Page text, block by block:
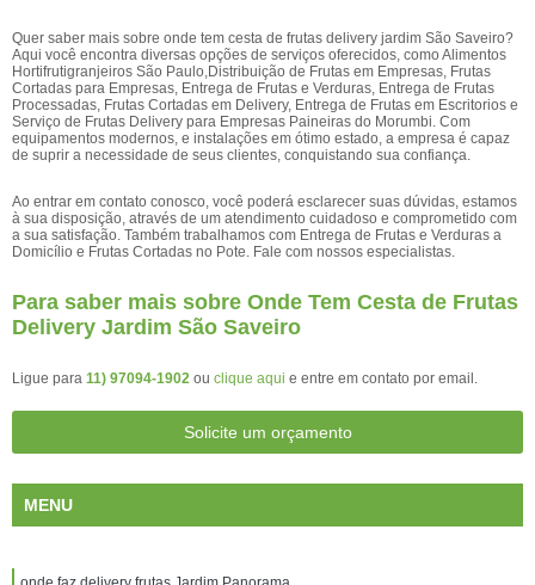
Quer saber mais sobre onde tem cesta de frutas delivery jardim São Saveiro?
Aqui você encontra diversas opções de serviços oferecidos, como Alimentos
Hortifrutigranjeiros São Paulo,Distribuição de Frutas em Empresas, Frutas
Cortadas para Empresas, Entrega de Frutas e Verduras, Entrega de Frutas
Processadas, Frutas Cortadas em Delivery, Entrega de Frutas em Escritorios e
Serviço de Frutas Delivery para Empresas Paineiras do Morumbi. Com
equipamentos modernos, e instalações em ótimo estado, a empresa é capaz
de suprir a necessidade de seus clientes, conquistando sua confiança.
Ao entrar em contato conosco, você poderá esclarecer suas dúvidas, estamos
à sua disposição, através de um atendimento cuidadoso e comprometido com
a sua satisfação. Também trabalhamos com Entrega de Frutas e Verduras a
Domicílio e Frutas Cortadas no Pote. Fale com nossos especialistas.
Para saber mais sobre Onde Tem Cesta de Frutas
Delivery Jardim São Saveiro
Ligue para 11) 97094-1902 ou clique aqui e entre em contato por email.
Solicite um orçamento
MENU